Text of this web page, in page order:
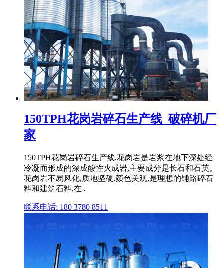
150TPH花岗岩碎石生产线_破碎机厂
家
150TPH花岗岩碎石生产线,花岗岩是岩浆在地下深处经
冷凝而形成的深成酸性火成岩,主要成分是长石和石英。
花岗岩不易风化,质地坚硬,颜色美观,是理想的铺路碎石
料和建筑石料,在 .
联系电话: 180 3780 8511